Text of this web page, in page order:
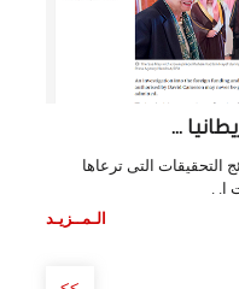
...
التحقيقات التى ترعاها
ا. .
الـمــزيـد